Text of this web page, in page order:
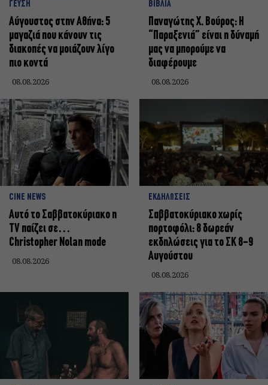
ΓΕΥΣΗ
Αύγουστος στην Αθήνα: 5
μαγαζιά που κάνουν τις
διακοπές να μοιάζουν λίγο
πιο κοντά
08.08.2026
ΒΙΒΛΙΑ
Παναγώτης Χ. Βούρος: Η
“Παραξενιά” είναι η δύναμή
μας να μπορούμε να
διαφέρουμε
08.08.2026
CINE NEWS
Αυτό το Σαββατοκύριακο η
TV παίζει σε…
Christopher Nolan mode
08.08.2026
ΕΚΔΗΛΩΣΕΙΣ
Σαββατοκύριακο χωρίς
πορτοφόλι: 8 δωρεάν
εκδηλώσεις για το ΣΚ 8-9
Αυγούστου
08.08.2026